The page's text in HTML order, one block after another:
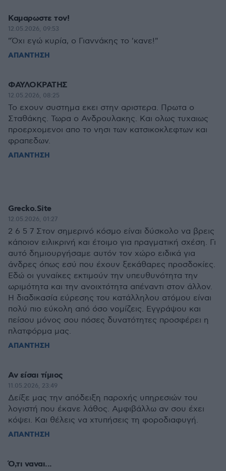
Καμαρωστε τον!
12.05.2026, 09:53
"Όχι εγώ κυρία, ο Γιαννάκης το 'κανε!"
ΑΠΑΝΤΗΣΗ
ΦΑΥΛΟΚΡΑΤΗΣ
12.05.2026, 08:25
Το εχουν συστημα εκει στην αριστερα. Πρωτα ο
Σταθάκης. Τωρα ο Ανδρουλακης. Και ολως τυχαιως
προερχομενοι απο το νησι των κατσικοκλεφτων και
φραπεδων.
ΑΠΑΝΤΗΣΗ
Grecko.Site
12.05.2026, 01:27
2 6 5 7 Στον σημερινό κόσμο είναι δύσκολο να βρεις
κάποιον ειλικρινή και έτοιμο για πραγματική σχέση. Γι
αυτό δημιουργήσαμε αυτόν τον χώρο ειδικά για
άνδρες όπως εσύ που έχουν ξεκάθαρες προσδοκίες.
Εδώ οι γυναίκες εκτιμούν την υπευθυνότητα την
ωριμότητα και την ανοιχτότητα απέναντι στον άλλον.
Η διαδικασία εύρεσης του κατάλληλου ατόμου είναι
πολύ πιο εύκολη από όσο νομίζεις. Εγγράψου και
πείσου μόνος σου πόσες δυνατότητες προσφέρει η
πλατφόρμα μας.
ΑΠΑΝΤΗΣΗ
Αν είσαι τίμιος
11.05.2026, 23:49
Δείξε μας την απόδειξη παροχής υπηρεσιών του
λογιστή που έκανε λάθος. Αμφιβάλλω αν σου έχει
κόψει. Και θέλεις να χτυπήσεις τη φοροδιαφυγή.
ΑΠΑΝΤΗΣΗ
Ό,τι ναναι...